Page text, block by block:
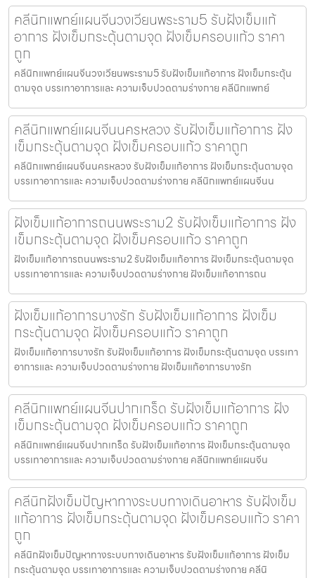
คลีนิกแพทย์แผนจีนวงเวียนพระราม5 รับฝังเข็มแก้
อาการ ฝังเข็มกระตุ้นตามจุด ฝังเข็มครอบแก้ว ราคา
ถูก
คลีนิกแพทย์แผนจีนวงเวียนพระราม5 รับฝังเข็มแก้อาการ ฝังเข็มกระตุ้น
ตามจุด บรรเทาอาการและ ความเจ็บปวดตามร่างกาย คลีนิกแพทย์
คลีนิกแพทย์แผนจีนนครหลวง รับฝังเข็มแก้อาการ ฝัง
เข็มกระตุ้นตามจุด ฝังเข็มครอบแก้ว ราคาถูก
คลีนิกแพทย์แผนจีนนครหลวง รับฝังเข็มแก้อาการ ฝังเข็มกระตุ้นตามจุด
บรรเทาอาการและ ความเจ็บปวดตามร่างกาย คลีนิกแพทย์แผนจีนน
ฝังเข็มแก้อาการถนนพระราม2 รับฝังเข็มแก้อาการ ฝัง
เข็มกระตุ้นตามจุด ฝังเข็มครอบแก้ว ราคาถูก
ฝังเข็มแก้อาการถนนพระราม2 รับฝังเข็มแก้อาการ ฝังเข็มกระตุ้นตามจุด
บรรเทาอาการและ ความเจ็บปวดตามร่างกาย ฝังเข็มแก้อาการถน
ฝังเข็มแก้อาการบางรัก รับฝังเข็มแก้อาการ ฝังเข็ม
กระตุ้นตามจุด ฝังเข็มครอบแก้ว ราคาถูก
ฝังเข็มแก้อาการบางรัก รับฝังเข็มแก้อาการ ฝังเข็มกระตุ้นตามจุด บรรเทา
อาการและ ความเจ็บปวดตามร่างกาย ฝังเข็มแก้อาการบางรัก
คลีนิกแพทย์แผนจีนปากเกร็ด รับฝังเข็มแก้อาการ ฝัง
เข็มกระตุ้นตามจุด ฝังเข็มครอบแก้ว ราคาถูก
คลีนิกแพทย์แผนจีนปากเกร็ด รับฝังเข็มแก้อาการ ฝังเข็มกระตุ้นตามจุด
บรรเทาอาการและ ความเจ็บปวดตามร่างกาย คลีนิกแพทย์แผนจีน
คลีนิกฝังเข็มปัญหาทางระบบทางเดินอาหาร รับฝังเข็ม
แก้อาการ ฝังเข็มกระตุ้นตามจุด ฝังเข็มครอบแก้ว ราคา
ถูก
คลีนิกฝังเข็มปัญหาทางระบบทางเดินอาหาร รับฝังเข็มแก้อาการ ฝังเข็ม
กระตุ้นตามจุด บรรเทาอาการและ ความเจ็บปวดตามร่างกาย คลีนิ